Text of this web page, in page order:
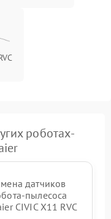
роботах-
датчиков
пылесоса
CIVIC X11 RVC